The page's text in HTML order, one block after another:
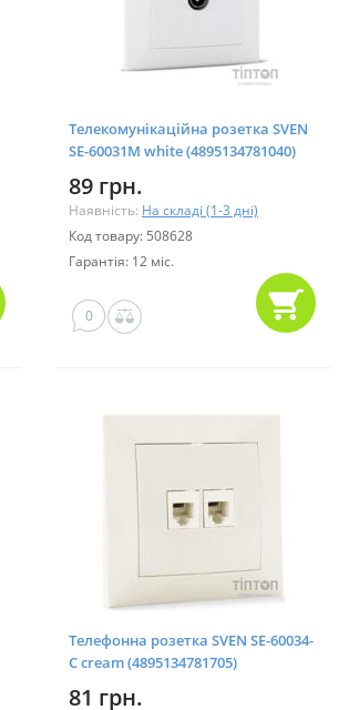
Телекомунікаційна розетка SVEN
SE-60031M white (4895134781040)
89 грн.
Наявність: На складі (1-3 дні)
Код товару: 508628
Гарантія: 12 міс.
0
Телефонна розетка SVEN SE-60034-
C cream (4895134781705)
81 грн.